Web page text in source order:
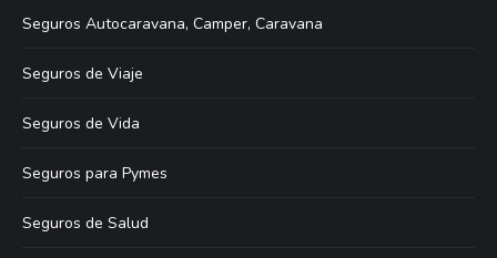
Seguros Autocaravana, Camper, Caravana
Seguros de Viaje
Seguros de Vida
Seguros para Pymes
Seguros de Salud